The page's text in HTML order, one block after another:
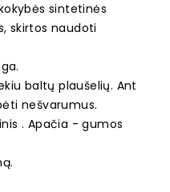
sintetinės
skirtos naudoti
baltų plaušelių. Ant
nešvarumus.
. Apačia - gumos